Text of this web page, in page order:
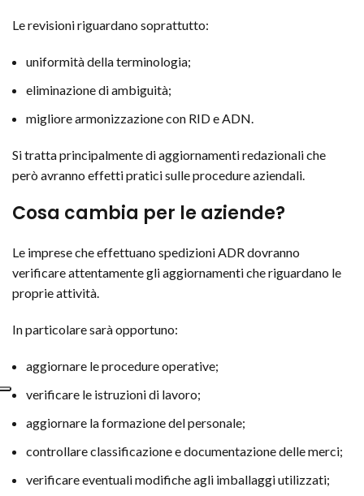
Le revisioni riguardano soprattutto:
uniformità della terminologia;
eliminazione di ambiguità;
migliore armonizzazione con RID e ADN.
Si tratta principalmente di aggiornamenti redazionali che
però avranno effetti pratici sulle procedure aziendali.
Cosa cambia per le aziende?
Le imprese che effettuano spedizioni ADR dovranno
verificare attentamente gli aggiornamenti che riguardano le
proprie attività.
In particolare sarà opportuno:
aggiornare le procedure operative;
verificare le istruzioni di lavoro;
aggiornare la formazione del personale;
controllare classificazione e documentazione delle merci;
verificare eventuali modifiche agli imballaggi utilizzati;